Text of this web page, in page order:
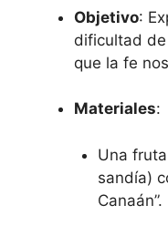
Objetivo:
dificultad
que la fe
Materiales:
Una
sandía)
Canaán”.